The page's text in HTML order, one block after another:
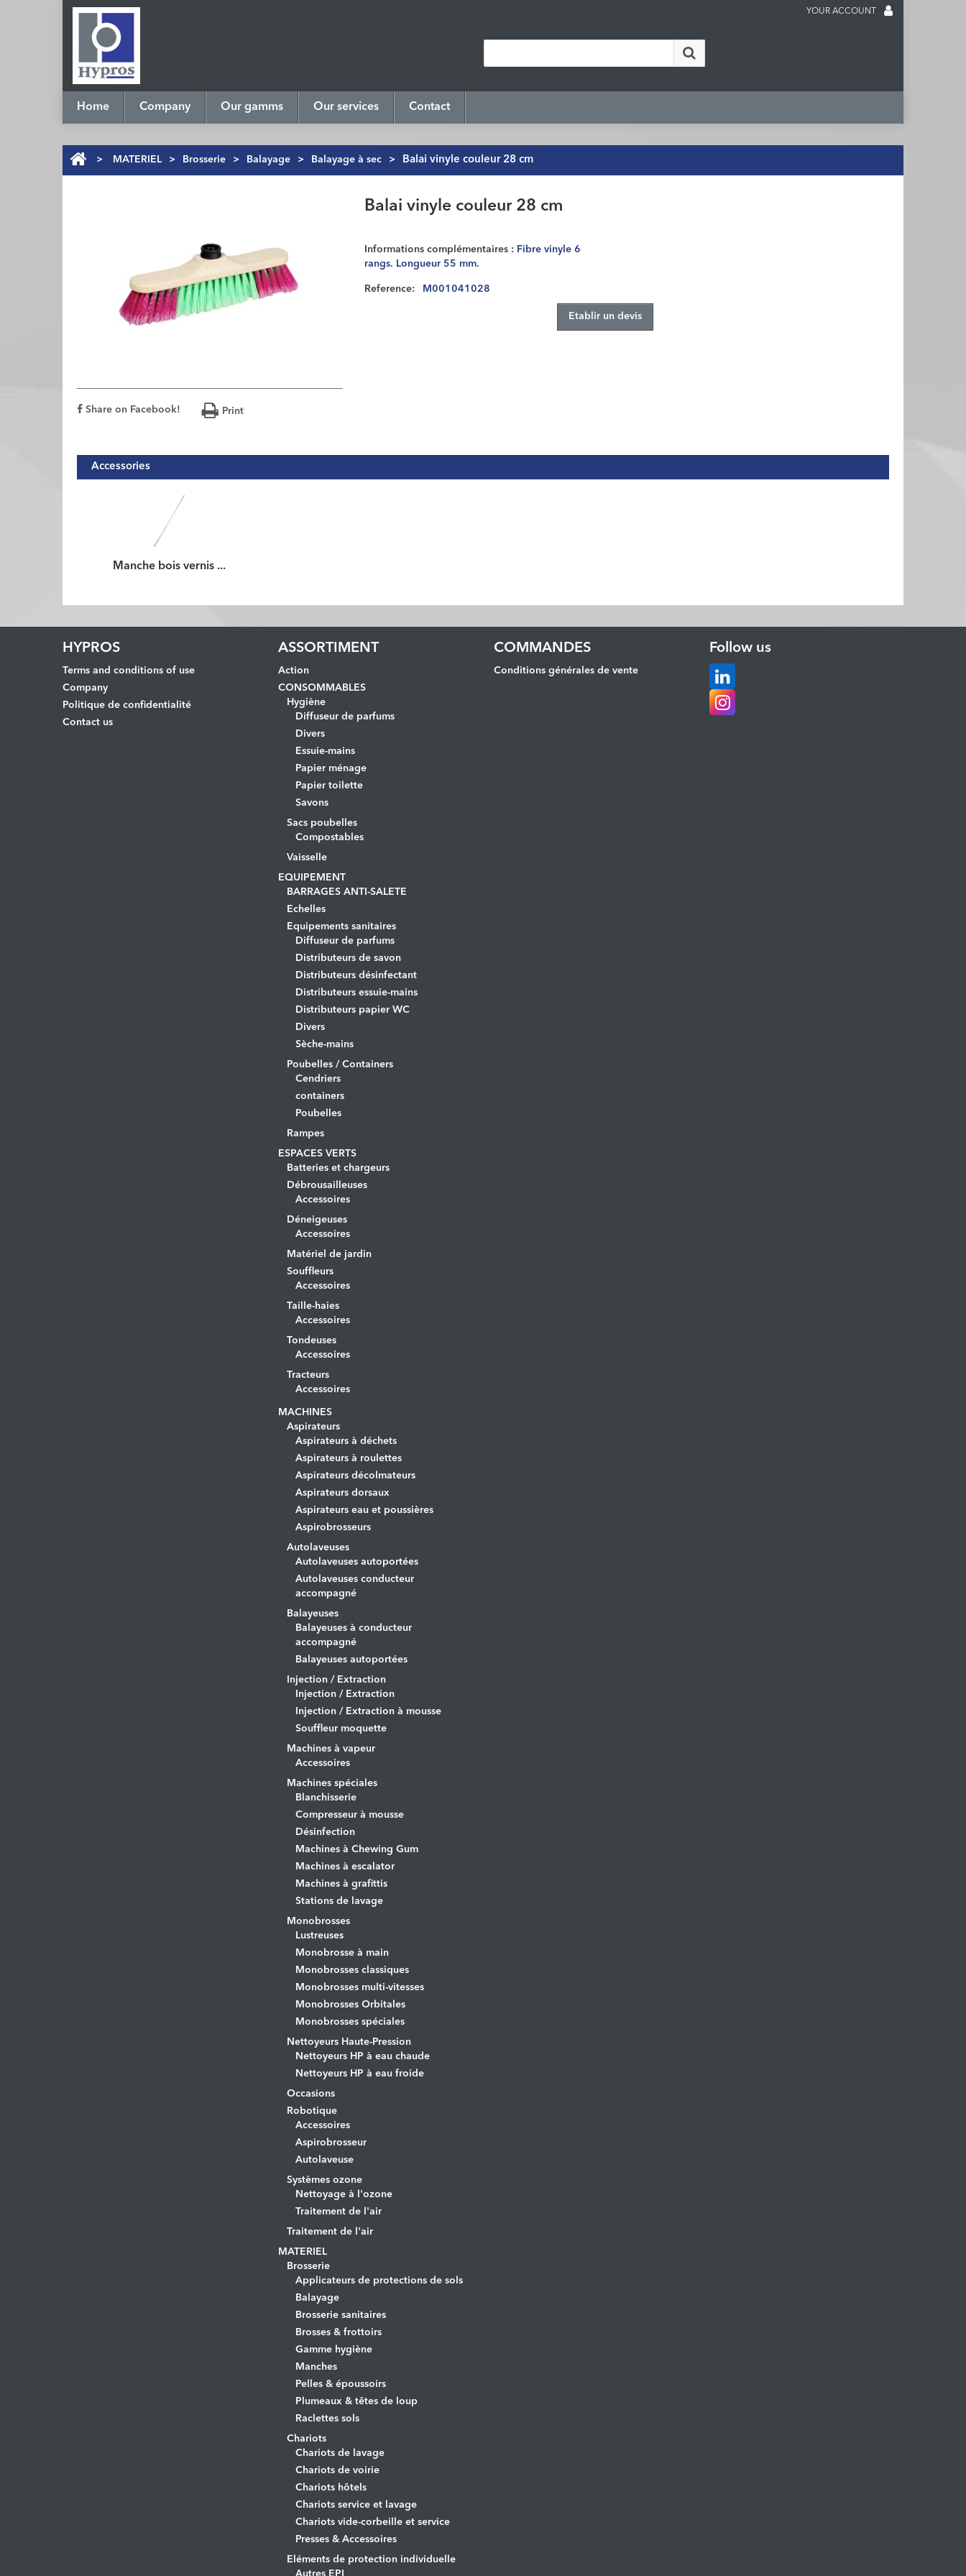
YOUR ACCOUNT
Home Company Our gamms Our services Contact
> MATERIEL > Brosserie > Balayage > Balayage à sec > Balai vinyle couleur 28 cm
Share on Facebook! Print
Balai vinyle couleur 28 cm
Informations complémentaires : Fibre vinyle 6
rangs. Longueur 55 mm.
Reference: M001041028
Etablir un devis
Accessories
Manche bois vernis ...
HYPROS
Terms and conditions of use
Company
Politique de confidentialité
Contact us
ASSORTIMENT
Action
CONSOMMABLES
Hygiène
Diffuseur de parfums
Divers
Essuie-mains
Papier ménage
Papier toilette
Savons
Sacs poubelles
Compostables
Vaisselle
EQUIPEMENT
BARRAGES ANTI-SALETE
Echelles
Equipements sanitaires
Diffuseur de parfums
Distributeurs de savon
Distributeurs désinfectant
Distributeurs essuie-mains
Distributeurs papier WC
Divers
Sèche-mains
Poubelles / Containers
Cendriers
containers
Poubelles
Rampes
ESPACES VERTS
Batteries et chargeurs
Débrousailleuses
Accessoires
Déneigeuses
Accessoires
Matériel de jardin
Souffleurs
Accessoires
Taille-haies
Accessoires
Tondeuses
Accessoires
Tracteurs
Accessoires
MACHINES
Aspirateurs
Aspirateurs à déchets
Aspirateurs à roulettes
Aspirateurs décolmateurs
Aspirateurs dorsaux
Aspirateurs eau et poussières
Aspirobrosseurs
Autolaveuses
Autolaveuses autoportées
Autolaveuses conducteur
accompagné
Balayeuses
Balayeuses à conducteur
accompagné
Balayeuses autoportées
Injection / Extraction
Injection / Extraction
Injection / Extraction à mousse
Souffleur moquette
Machines à vapeur
Accessoires
Machines spéciales
Blanchisserie
Compresseur à mousse
Désinfection
Machines à Chewing Gum
Machines à escalator
Machines à grafittis
Stations de lavage
Monobrosses
Lustreuses
Monobrosse à main
Monobrosses classiques
Monobrosses multi-vitesses
Monobrosses Orbitales
Monobrosses spéciales
Nettoyeurs Haute-Pression
Nettoyeurs HP à eau chaude
Nettoyeurs HP à eau froide
Occasions
Robotique
Accessoires
Aspirobrosseur
Autolaveuse
Systèmes ozone
Nettoyage à l'ozone
Traitement de l'air
Traitement de l'air
MATERIEL
Brosserie
Applicateurs de protections de sols
Balayage
Brosserie sanitaires
Brosses & frottoirs
Gamme hygiène
Manches
Pelles & époussoirs
Plumeaux & têtes de loup
Raclettes sols
Chariots
Chariots de lavage
Chariots de voirie
Chariots hôtels
Chariots service et lavage
Chariots vide-corbeille et service
Presses & Accessoires
Eléments de protection individuelle
Autres EPI
COMMANDES
Conditions générales de vente
Follow us